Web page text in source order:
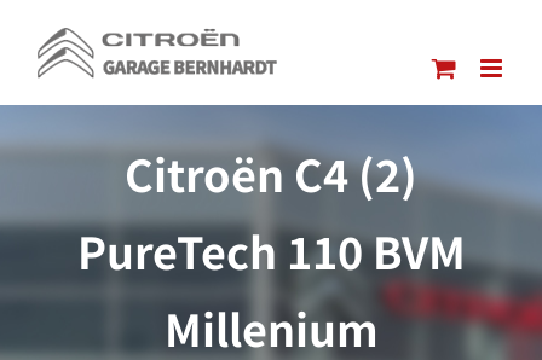
contenu
Citroën C4 (2)
PureTech 110 BVM
Millenium